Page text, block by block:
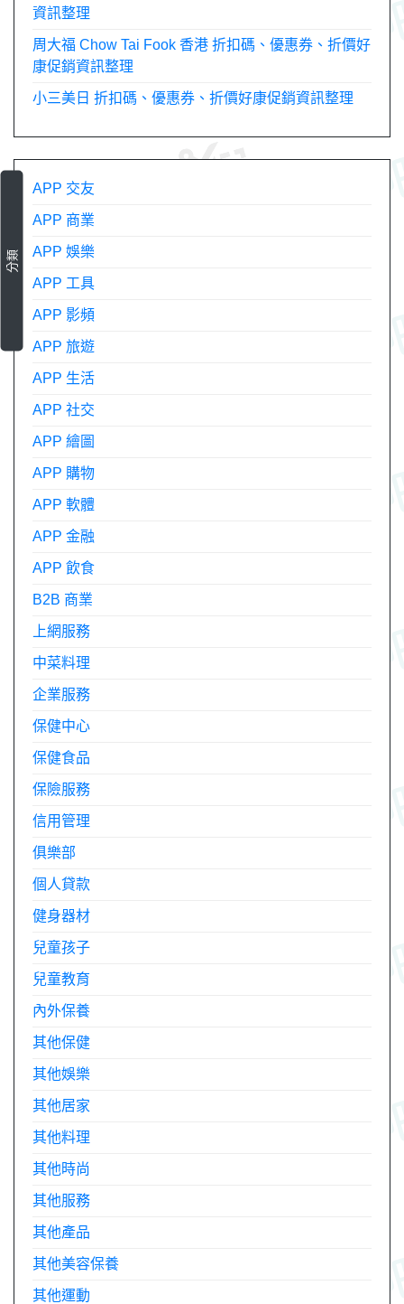
資訊整理
周大福 Chow Tai Fook 香港 折扣碼、優惠券、折價好
康促銷資訊整理
小三美日 折扣碼、優惠券、折價好康促銷資訊整理
分類
APP 交友
APP 商業
APP 娛樂
APP 工具
APP 影頻
APP 旅遊
APP 生活
APP 社交
APP 繪圖
APP 購物
APP 軟體
APP 金融
APP 飲食
B2B 商業
上網服務
中菜料理
企業服務
保健中心
保健食品
保險服務
信用管理
俱樂部
個人貸款
健身器材
兒童孩子
兒童教育
內外保養
其他保健
其他娛樂
其他居家
其他料理
其他時尚
其他服務
其他產品
其他美容保養
其他運動